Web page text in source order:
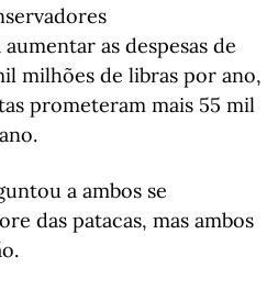
as despesas de
milhões de libras por ano,
prometeram mais 55 mil
a ambos se
das patacas, mas ambos